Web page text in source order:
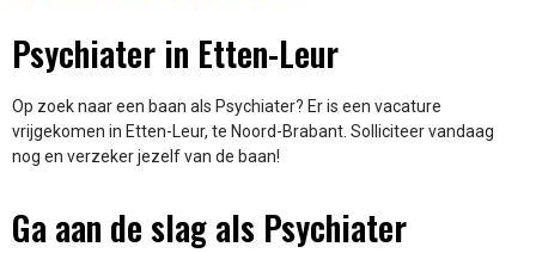
Psychiater in Etten-Leur
Op zoek naar een baan als Psychiater? Er is een vacature
vrijgekomen in Etten-Leur, te Noord-Brabant. Solliciteer vandaag
nog en verzeker jezelf van de baan!
Ga aan de slag als Psychiater